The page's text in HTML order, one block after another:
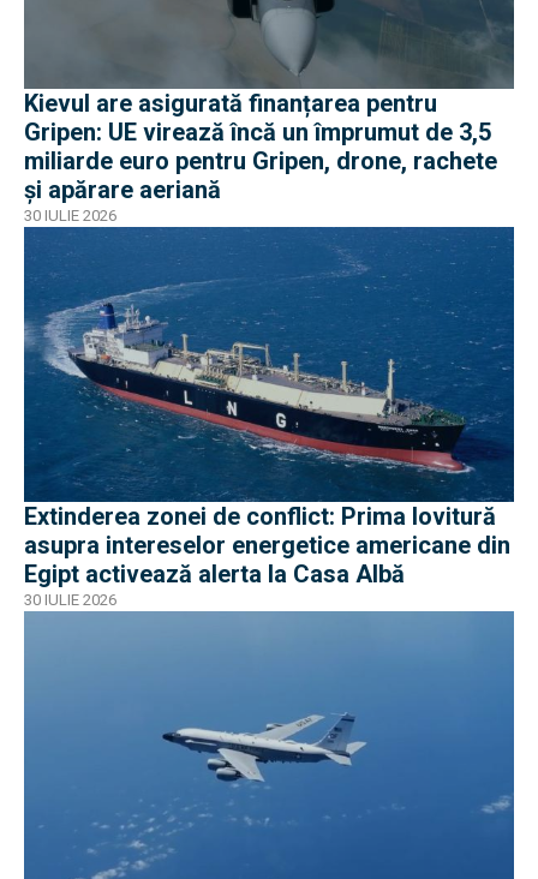
Kievul are asigurată finanțarea pentru
Gripen: UE virează încă un împrumut de 3,5
miliarde euro pentru Gripen, drone, rachete
și apărare aeriană
30 IULIE 2026
Extinderea zonei de conflict: Prima lovitură
asupra intereselor energetice americane din
Egipt activează alerta la Casa Albă
30 IULIE 2026